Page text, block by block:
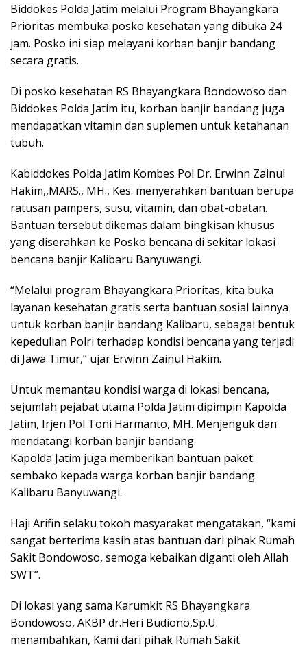
Biddokes Polda Jatim melalui Program Bhayangkara
Prioritas membuka posko kesehatan yang dibuka 24
jam. Posko ini siap melayani korban banjir bandang
secara gratis.
Di posko kesehatan RS Bhayangkara Bondowoso dan
Biddokes Polda Jatim itu, korban banjir bandang juga
mendapatkan vitamin dan suplemen untuk ketahanan
tubuh.
Kabiddokes Polda Jatim Kombes Pol Dr. Erwinn Zainul
Hakim,,MARS., MH., Kes. menyerahkan bantuan berupa
ratusan pampers, susu, vitamin, dan obat-obatan.
Bantuan tersebut dikemas dalam bingkisan khusus
yang diserahkan ke Posko bencana di sekitar lokasi
bencana banjir Kalibaru Banyuwangi.
“Melalui program Bhayangkara Prioritas, kita buka
layanan kesehatan gratis serta bantuan sosial lainnya
untuk korban banjir bandang Kalibaru, sebagai bentuk
kepedulian Polri terhadap kondisi bencana yang terjadi
di Jawa Timur,” ujar Erwinn Zainul Hakim.
Untuk memantau kondisi warga di lokasi bencana,
sejumlah pejabat utama Polda Jatim dipimpin Kapolda
Jatim, Irjen Pol Toni Harmanto, MH. Menjenguk dan
mendatangi korban banjir bandang.
Kapolda Jatim juga memberikan bantuan paket
sembako kepada warga korban banjir bandang
Kalibaru Banyuwangi.
Haji Arifin selaku tokoh masyarakat mengatakan, “kami
sangat berterima kasih atas bantuan dari pihak Rumah
Sakit Bondowoso, semoga kebaikan diganti oleh Allah
SWT”.
Di lokasi yang sama Karumkit RS Bhayangkara
Bondowoso, AKBP dr.Heri Budiono,Sp.U.
menambahkan, Kami dari pihak Rumah Sakit